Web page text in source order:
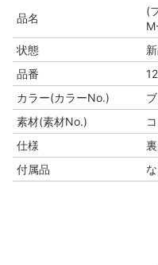
品名
(
状態
品番
カラー(カラーNo.)
素材(素材No.)
仕様
付属品